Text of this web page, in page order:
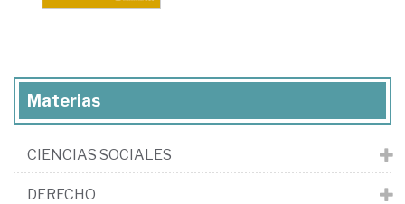
Materias
CIENCIAS SOCIALES
DERECHO